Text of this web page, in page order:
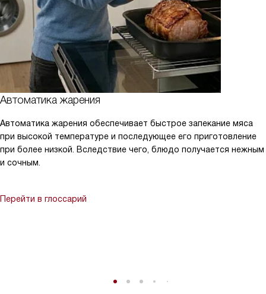
Автоматика жарения
Автоматика жарения обеспечивает быстрое запекание мяса
при высокой температуре и последующее его приготовление
при более низкой. Вследствие чего, блюдо получается нежным
и сочным.
Перейти в глоссарий